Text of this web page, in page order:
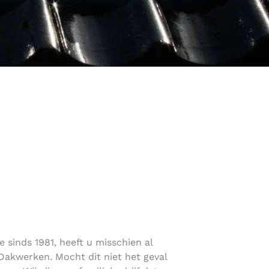
sinds 1981, heeft u misschien al
Mocht dit niet het geval